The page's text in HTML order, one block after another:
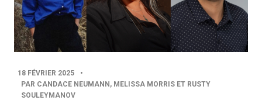
PUBLISHED
DATE
18 FÉVRIER 2025
•
PAR CANDACE NEUMANN, MELISSA MORRIS ET RUSTY
SOULEYMANOV